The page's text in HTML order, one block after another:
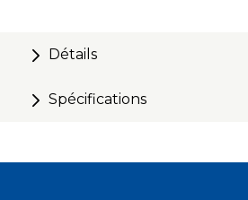
Détails
Spécifications